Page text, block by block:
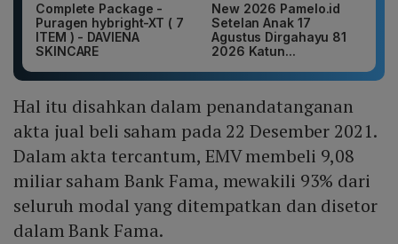
Complete Package -
Puragen hybright-XT ( 7
ITEM ) - DAVIENA
SKINCARE
New 2026 Pamelo.id
Setelan Anak 17
Agustus Dirgahayu 81
2026 Katun...
Hal itu disahkan dalam penandatanganan
akta jual beli saham pada 22 Desember 2021.
Dalam akta tercantum, EMV membeli 9,08
miliar saham Bank Fama, mewakili 93% dari
seluruh modal yang ditempatkan dan disetor
dalam Bank Fama.